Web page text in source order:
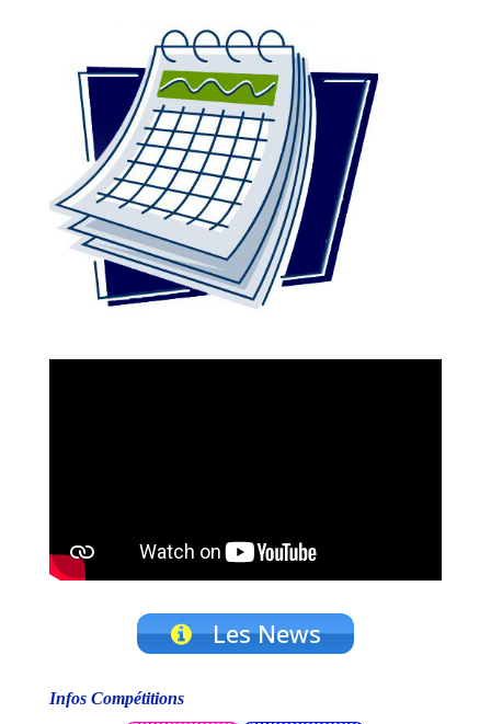
Les News
Infos Compétitions